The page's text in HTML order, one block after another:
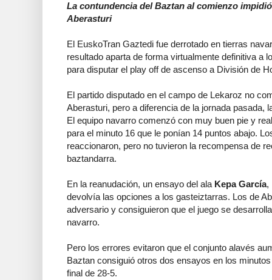
La contundencia del Baztan al comienzo
Aberasturi
El EuskoTran Gaztedi fue derrotado en tierras
resultado aparta de forma virtualmente definitiva a
para disputar el play off de ascenso a División de
El partido disputado en el campo de Lekaroz no
Aberasturi, pero a diferencia de la jornada pasada,
El equipo navarro comenzó con muy buen pie y
para el minuto 16 que le ponían 14 puntos abajo.
reaccionaron, pero no tuvieron la recompensa de
baztandarra.
En la reanudación, un ensayo del ala Kepa García,
devolvía las opciones a los gasteiztarras. Los de
adversario y consiguieron que el juego se
navarro.
Pero los errores evitaron que el conjunto alavés
Baztan consiguió otros dos ensayos en los
final de 28-5.